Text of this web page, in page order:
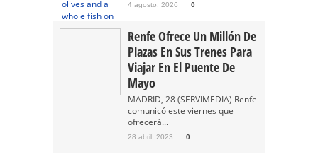
4 agosto, 2026 0
Renfe Ofrece Un Millón De
Plazas En Sus Trenes Para
Viajar En El Puente De
Mayo
MADRID, 28 (SERVIMEDIA) Renfe
comunicó este viernes que
ofrecerá...
28 abril, 2023 0